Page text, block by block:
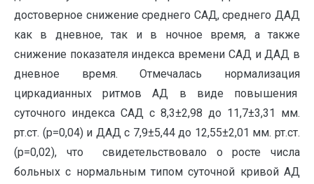
достоверное снижение среднего САД, среднего ДАД
как в дневное, так и в ночное время, а также
снижение показателя индекса времени САД и ДАД в
дневное время. Отмечалась нормализация
циркадианных ритмов АД в виде повышения
суточного индекса САД с 8,3±2,98 до 11,7±3,31 мм.
рт.ст. (р=0,04) и ДАД с 7,9±5,44 до 12,55±2,01 мм. рт.ст.
(р=0,02), что свидетельствовало о росте числа
больных с нормальным типом суточной кривой АД